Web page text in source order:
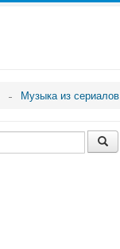
Музыка из сериалов